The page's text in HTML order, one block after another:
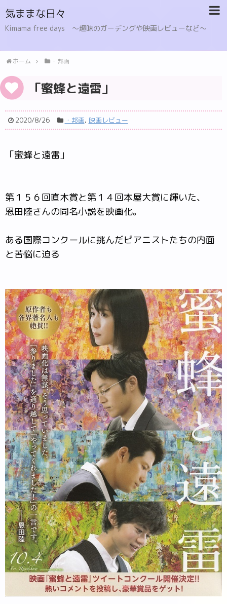
気ままな日々
Kimama free days 〜趣味のガーデングや映画レビューなど〜
ホーム ・邦画
「蜜蜂と遠雷」
2020/8/26 ・邦画, 映画レビュー
「蜜蜂と遠雷」
第１５６回直木賞と第１４回本屋大賞に輝いた、
恩田陸さんの同名小説を映画化。
ある国際コンクールに挑んだピアニストたちの内面
と苦悩に迫る